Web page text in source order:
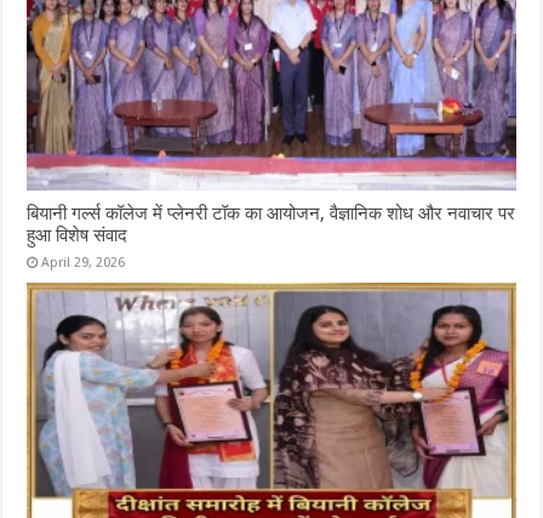
बियानी गर्ल्स कॉलेज में प्लेनरी टॉक का आयोजन, वैज्ञानिक शोध और नवाचार पर
हुआ विशेष संवाद
April 29, 2026